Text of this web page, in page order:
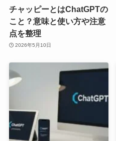
チャッピーとはChatGPTの
こと？意味と使い方や注意
点を整理
2026年5月10日